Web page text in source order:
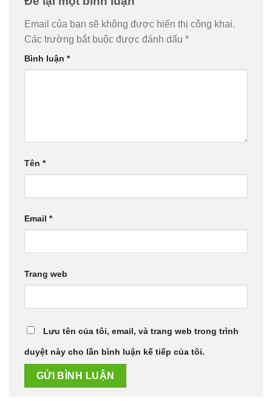
Email của bạn sẽ không được hiển thị công khai.
Các trường bắt buộc được đánh dấu *
Bình luận *
Tên *
Email *
Trang web
Lưu tên của tôi, email, và trang web trong trình
duyệt này cho lần bình luận kế tiếp của tôi.